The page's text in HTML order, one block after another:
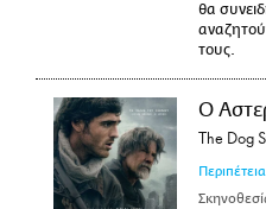
θα
τους.
Ο
The Dog
Περιπέτεια